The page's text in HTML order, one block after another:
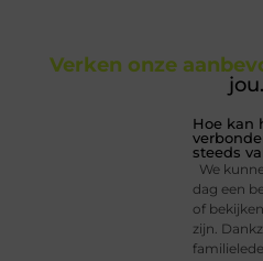
Verken onze
jou.
Hoe kan
steeds
We
dag een
of
zijn.